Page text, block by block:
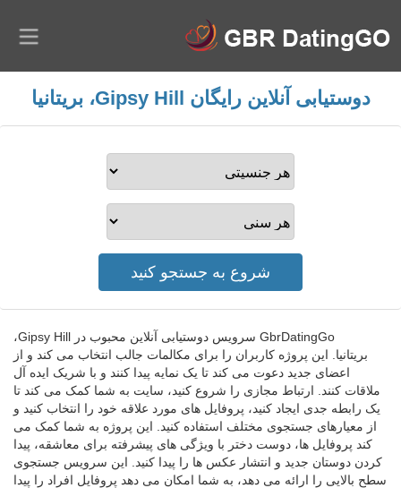
دوستیابی آنلاین رایگان Gipsy Hill، بریتانیا
GbrDatingGo سرویس دوستیابی آنلاین محبوب در Gipsy Hill،
بریتانیا. این پروژه کاربران را برای مکالمات جالب انتخاب می کند و از
اعضای جدید دعوت می کند تا یک نمایه پیدا کنند و با شریک ایده آل
ملاقات کنند. ارتباط مجازی را شروع کنید، سایت به شما کمک می کند تا
یک رابطه جدی ایجاد کنید، پروفایل های مورد علاقه خود را انتخاب کنید و
از معیارهای جستجوی مختلف استفاده کنید. این پروژه به شما کمک می
کند پروفایل ها، دوست دختر با ویژگی های پیشرفته برای معاشقه، پیدا
کردن دوستان جدید و انتشار عکس ها را پیدا کنید. این سرویس جستجوی
سطح بالایی را ارائه می دهد، به شما امکان می دهد پروفایل افراد را پیدا